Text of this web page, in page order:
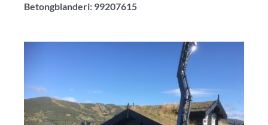
Betongblanderi: 99207615